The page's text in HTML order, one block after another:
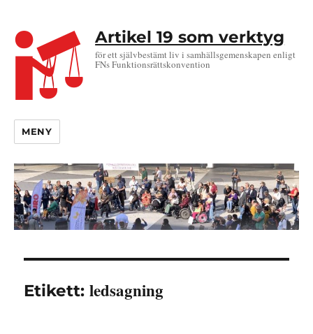
Artikel 19 som verktyg
för ett självbestämt liv i samhällsgemenskapen enligt
FNs Funktionsrättskonvention
MENY
Etikett:ledsagning